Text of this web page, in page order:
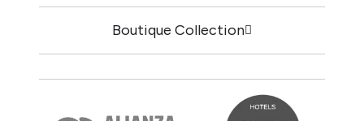
Boutique Collection